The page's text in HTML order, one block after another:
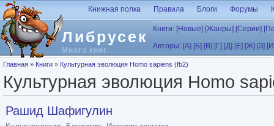
Перейти к основному содержанию
Либрусек
Много книг
Книжная полка Правила Блоги Форумы
Книги: [Новые] [Жанры] [Серии]
Авторы: [А] [Б] [В] [Г] [Д] [Е] [Ж] [З]
Вы здесь
Главная » Книги » Культурная эволюция Homo sapiens (fb2)
Культурная эволюция Homo
Рашид Шафигулин